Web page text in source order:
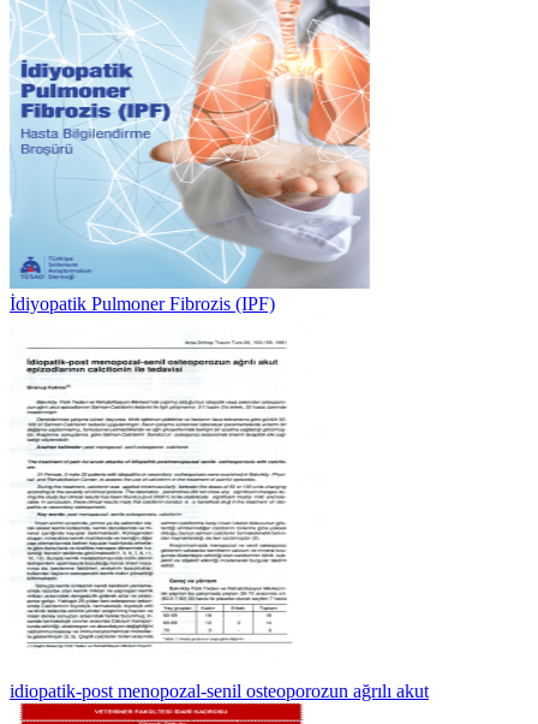
İdiyopatik Pulmoner Fibrozis (IPF)
idiopatik-post menopozal-senil osteoporozun ağrılı akut